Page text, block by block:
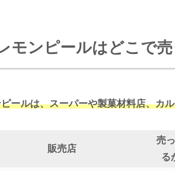
モンピールはどこで売
ールは、スーパーや製菓材料店、カ
販売店
売
る